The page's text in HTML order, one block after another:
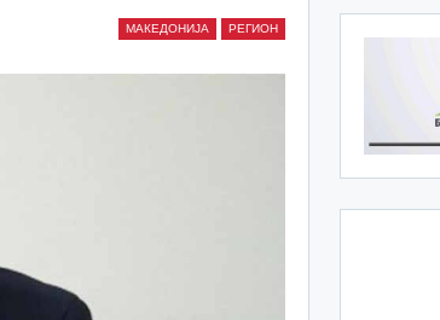
МАКЕДОНИЈА РЕГИОН